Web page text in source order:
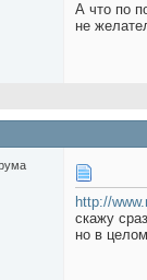
А что по
не
http://
скажу
но в